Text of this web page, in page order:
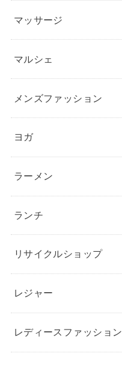
マッサージ
マルシェ
メンズファッション
ヨガ
ラーメン
ランチ
リサイクルショップ
レジャー
レディースファッション